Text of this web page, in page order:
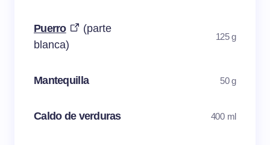
Puerro
(parte
blanca)
125 g
Mantequilla 50 g
Caldo de verduras 400 ml